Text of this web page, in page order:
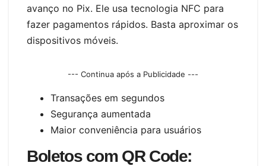
avanço no Pix. Ele usa tecnologia NFC para
fazer pagamentos rápidos. Basta aproximar os
dispositivos móveis.
--- Continua após a Publicidade ---
Transações em segundos
Segurança aumentada
Maior conveniência para usuários
Boletos com QR Code: